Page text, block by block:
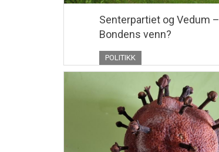
Senterpartiet og Vedum –
Bondens venn?
POLITIKK